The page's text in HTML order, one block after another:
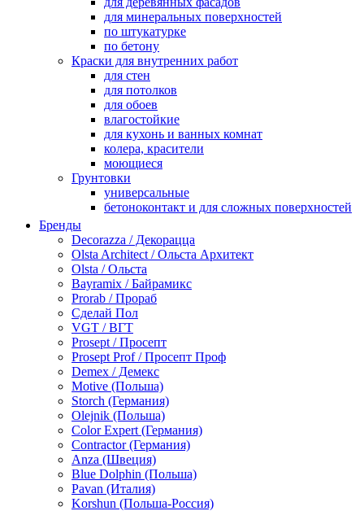
для минеральных поверхностей
по штукатурке
по бетону
Краски для внутренних работ
для стен
для потолков
для обоев
влагостойкие
для кухонь и ванных комнат
колера, красители
моющиеся
Грунтовки
универсальные
бетоноконтакт и для сложных поверхностей
по металлу
антикорозийные
под декоративные штукатурки
для гипсокартона
под штукатурку
Герметик
акриловые
силиконовые универсальные, нейтральные
силиконовые санитарные (антигрибковые)
шовные для срубов
для кровли
для каминов
полиуретановые
Декоративные штукатурки и краски
краски для декора, патина
мокрый шелк
венецианские (эффект мрамора)
песок (эффект песчаных вихрей)
декоративная шпаклевка
Бренды
Decorazza / Декорацца
Olsta Architect / Ольста Архитект
Olsta / Ольста
Bayramix / Байрамикс
Prorab / Прораб
Сделай Пол
VGT / ВГТ
Prosept / Просепт
Prosept Prof / Просепт Проф
Demex / Демекс
Motive (Польша)
Storch (Германия)
Olejnik (Польша)
Color Expert (Германия)
Contractor (Германия)
Anza (Швеция)
Blue Dolphin (Польша)
Pavan (Италия)
Korshun (Польша-Россия)